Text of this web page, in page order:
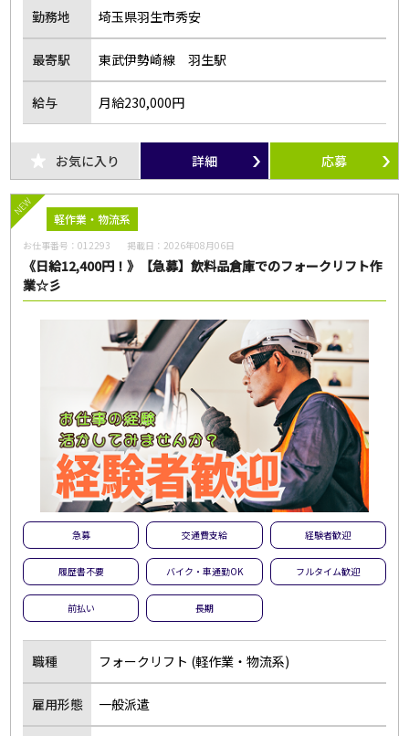
勤務地 埼玉県羽生市秀安
最寄駅 東武伊勢崎線 羽生駅
給与 月給230,000円
お気に入り 詳細 応募
NEW
軽作業・物流系
お仕事番号：012293 掲載日： 2026年08月06日
《日給12,400円！》【急募】飲料品倉庫でのフォークリフト作
業☆彡
急募 交通費支給 経験者歓迎
履歴書不要 バイク・車通勤OK フルタイム歓迎
前払い 長期
職種 フォークリフト (軽作業・物流系)
雇用形態 一般派遣